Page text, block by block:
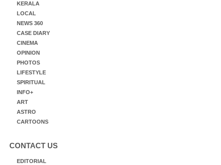
KERALA
LOCAL
NEWS 360
CASE DIARY
CINEMA
OPINION
PHOTOS
LIFESTYLE
SPIRITUAL
INFO+
ART
ASTRO
CARTOONS
CONTACT US
EDITORIAL